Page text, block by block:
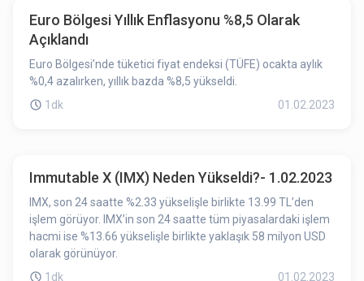
Euro Bölgesi Yıllık Enflasyonu %8,5 Olarak
Açıklandı
Euro Bölgesi’nde tüketici fiyat endeksi (TÜFE) ocakta aylık
%0,4 azalırken, yıllık bazda %8,5 yükseldi.
1dk
01.02.2023
Immutable X (IMX) Neden Yükseldi?- 1.02.2023
IMX, son 24 saatte %2.33 yükselişle birlikte 13.99 TL’den
işlem görüyor. IMX’in son 24 saatte tüm piyasalardaki işlem
hacmi ise %13.66 yükselişle birlikte yaklaşık 58 milyon USD
olarak görünüyor.
1dk
01.02.2023